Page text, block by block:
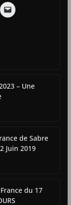
– Une
de Sabre
Juin 2019
du 17